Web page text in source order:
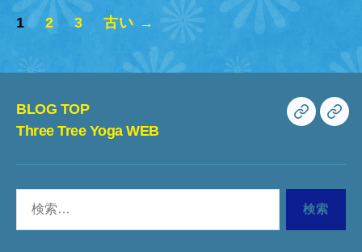
投
の
ペ
ー
送
1 2 3 古い →
BLOG TOP
Three Tree Yoga WEB
BLOG